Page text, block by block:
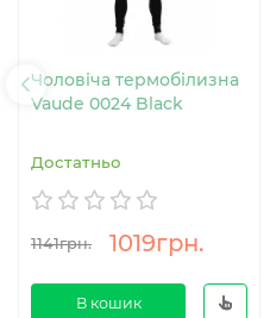
Чоловіча термобілизна
Vaude 0024 Black
Достатньо
1141грн. 1019грн.
В кошик